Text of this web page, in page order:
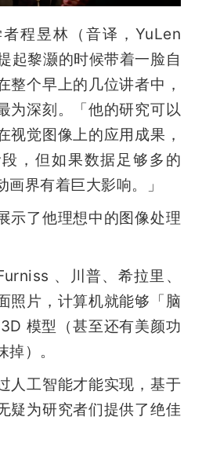
程昱林（音译，YuLen
起黎灏的时候带着一脸自
整个早上的几位讲者中，
为深刻。「他的研究可以
视觉图像上的应用成果，
，但如果数据足够多的
界有着巨大影响。」
示了他理想中的图像处理
、川普、希拉里、
照片，计算机就能够「脑
模型（甚至还有美颜功
）。
人工智能才能实现，基于
疑为研究者们提供了绝佳